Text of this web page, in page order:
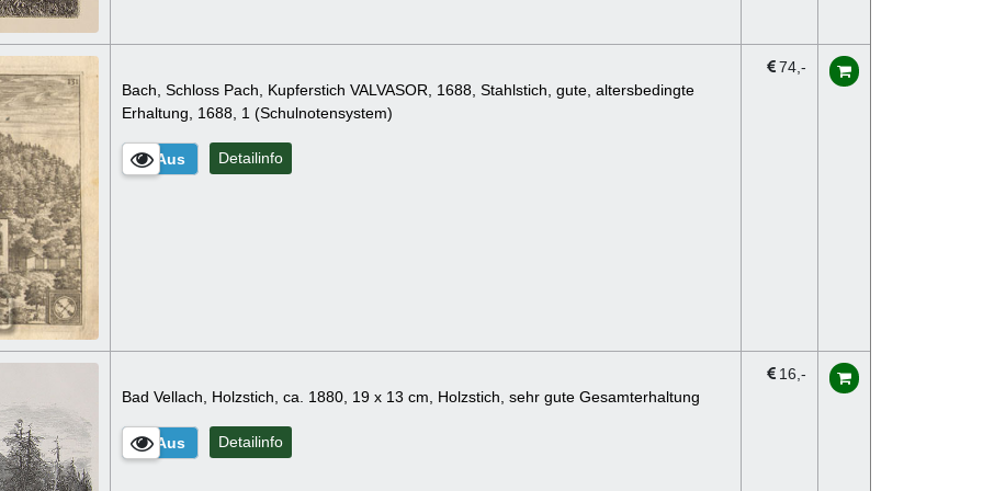
Bach, Schloss Pach, Kupferstich VALVASOR, 1688, Stahlstich, gute, altersbedingte
Erhaltung, 1688, 1 (Schulnotensystem)
Detailinfo
74
Bad Vellach, Holzstich, ca. 1880, 19 x 13 cm, Holzstich, sehr gute Gesamterhaltung
Detailinfo
16